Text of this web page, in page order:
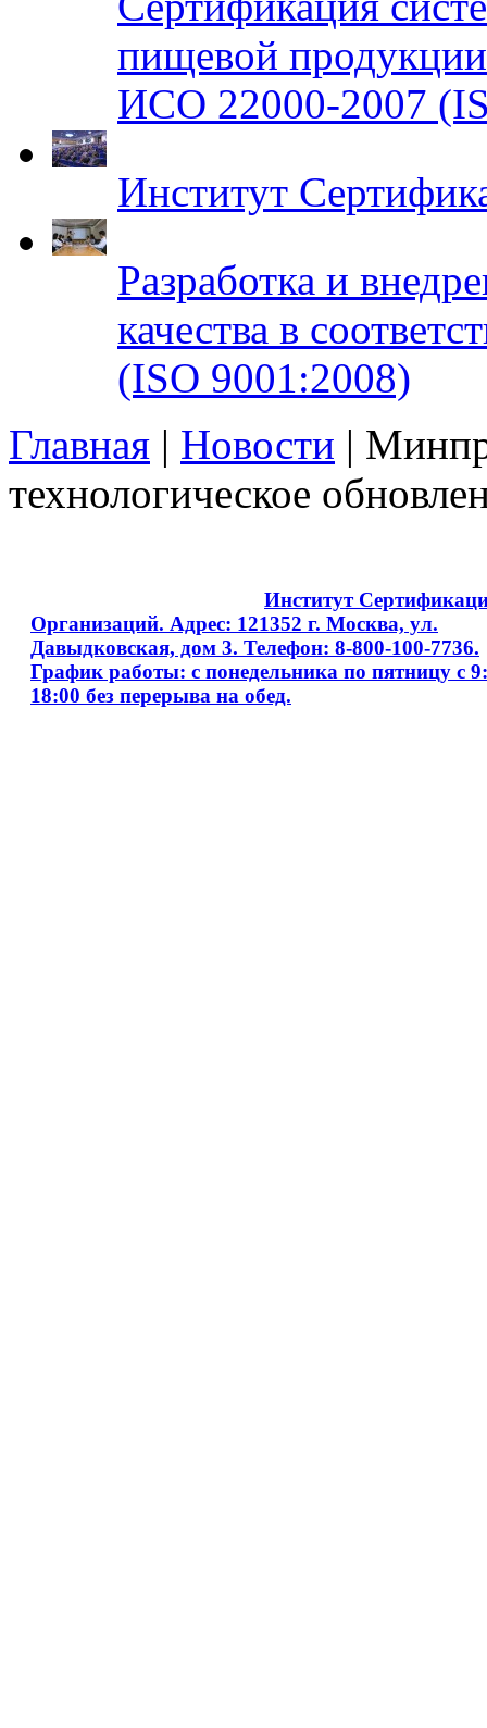
пищевой
ИСО 22000-2007
Институт
Разработка и
качества в
(ISO 9001:2008)
Главная | Новости |
технологическое
Институт
Организаций. Адрес: 121352 г. Москва, ул.
Давыдковская, дом 3. Телефон: 8-800-100-7736.
График работы: с понедельника по пятницу с
18:00 без перерыва на обед.